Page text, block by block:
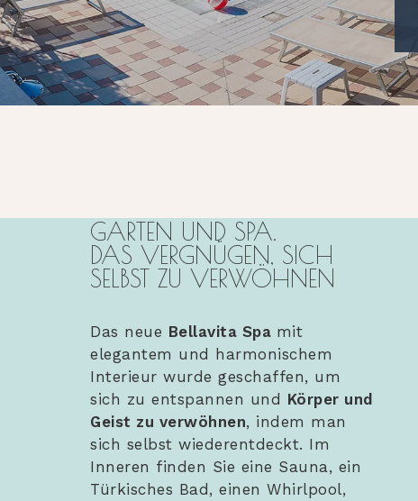
GARTEN UND SPA.
DAS VERGNÜGEN, SICH
SELBST ZU VERWÖHNEN
Das neue Bellavita Spa mit
elegantem und harmonischem
Interieur wurde geschaffen, um
sich zu entspannen und Körper und
Geist zu verwöhnen, indem man
sich selbst wiederentdeckt. Im
Inneren finden Sie eine Sauna, ein
Türkisches Bad, einen Whirlpool,